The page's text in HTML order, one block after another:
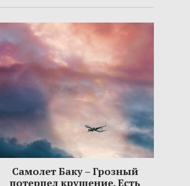
Самолет Баку – Грозный
потерпел крушение. Есть